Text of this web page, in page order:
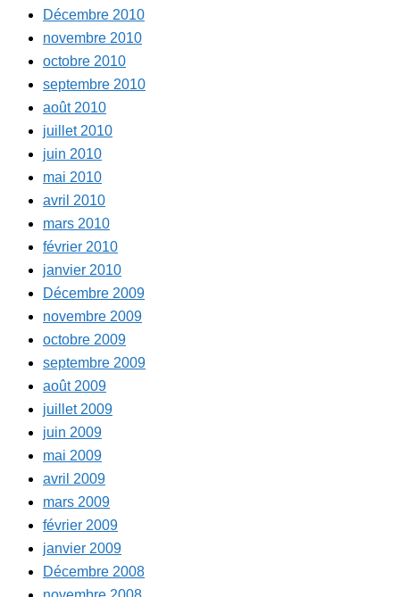
Décembre 2010
novembre 2010
octobre 2010
septembre 2010
août 2010
juillet 2010
juin 2010
mai 2010
avril 2010
mars 2010
février 2010
janvier 2010
Décembre 2009
novembre 2009
octobre 2009
septembre 2009
août 2009
juillet 2009
juin 2009
mai 2009
avril 2009
mars 2009
février 2009
janvier 2009
Décembre 2008